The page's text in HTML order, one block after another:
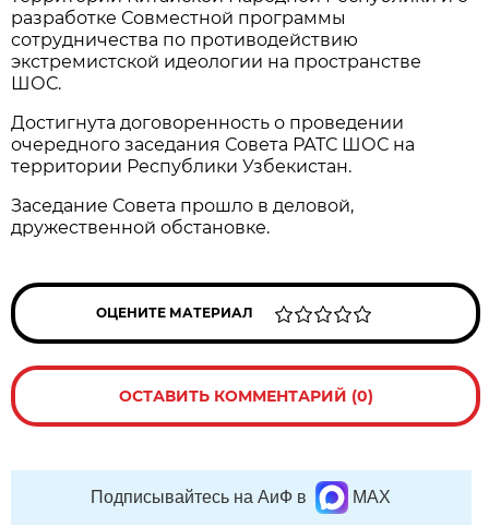
разработке Совместной программы
сотрудничества по противодействию
экстремистской идеологии на пространстве
ШОС.
Достигнута договоренность о проведении
очередного заседания Совета РАТС ШОС на
территории Республики Узбекистан.
Заседание Совета прошло в деловой,
дружественной обстановке.
ОЦЕНИТЕ МАТЕРИАЛ
ОСТАВИТЬ КОММЕНТАРИЙ (0)
Подписывайтесь на АиФ в MAX